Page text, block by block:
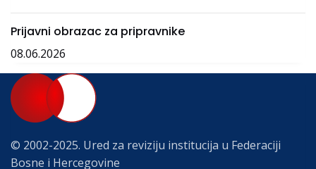
Prijavni obrazac za pripravnike
08.06.2026
© 2002-2025. Ured za reviziju institucija u Federaciji
Bosne i Hercegovine